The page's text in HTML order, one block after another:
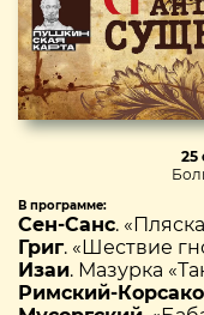
25
В программе:
Сен-Санс.
Григ. «Шествие
Изаи. Мазурка
Римский-